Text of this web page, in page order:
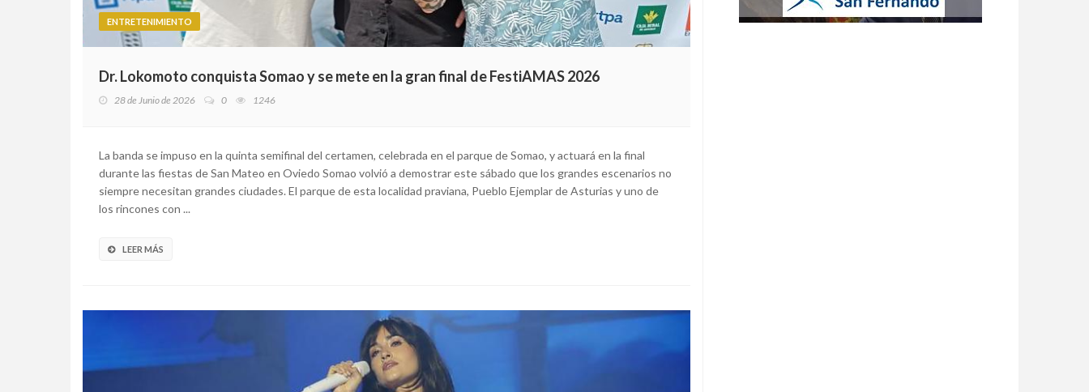
ENTRETENIMIENTO
Dr. Lokomoto conquista Somao y se mete en la gran final de FestiAMAS 2026
28 de Junio de 2026 0 1246
La banda se impuso en la quinta semifinal del certamen, celebrada en el parque de Somao, y actuará en la final
durante las fiestas de San Mateo en Oviedo Somao volvió a demostrar este sábado que los grandes escenarios no
siempre necesitan grandes ciudades. El parque de esta localidad praviana, Pueblo Ejemplar de Asturias y uno de
los rincones con ...
LEER MÁS